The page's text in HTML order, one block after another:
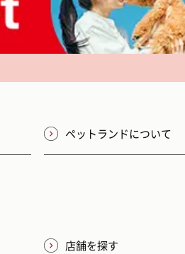
ペットランドについて
店舗を探す